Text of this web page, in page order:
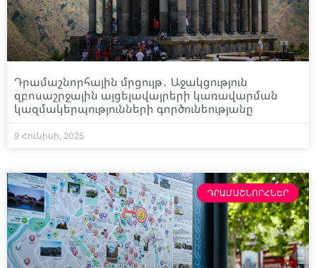
Դրամաշնորհային մրցույթ․ Աջակցություն
զբոսաշրջային այցելավայրերի կառավարման
կազմակերպությունների գործունեությանը
9 Հունիսի, 2025
ԴՐԱՄԱՇՆՈՐՀՆԵՐ